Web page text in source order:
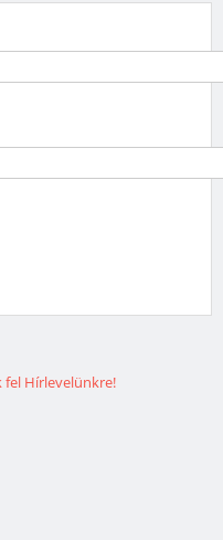
fel Hírlevelünkre!